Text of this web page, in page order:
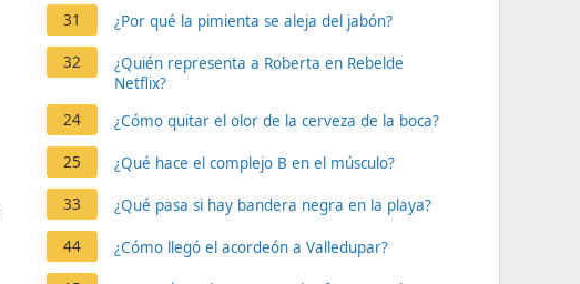
31 ¿Por qué la pimienta se aleja del jabón?
32
¿Quién representa a Roberta en Rebelde
Netflix?
24
¿Cómo quitar el olor de la cerveza de la boca?
25 ¿Qué hace el complejo B en el músculo?
33 ¿Qué pasa si hay bandera negra en la playa?
44 ¿Cómo llegó el acordeón a Valledupar?